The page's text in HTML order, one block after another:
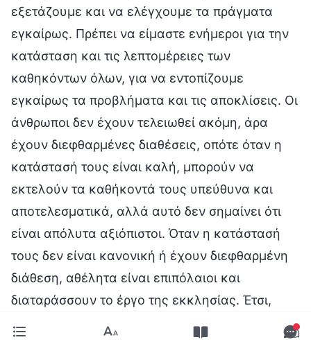
εξετάζουμε και να ελέγχουμε τα πράγματα
εγκαίρως. Πρέπει να είμαστε ενήμεροι για την
κατάσταση και τις λεπτομέρειες των
καθηκόντων όλων, για να εντοπίζουμε
εγκαίρως τα προβλήματα και τις αποκλίσεις. Οι
άνθρωποι δεν έχουν τελειωθεί ακόμη, άρα
έχουν διεφθαρμένες διαθέσεις, οπότε όταν η
κατάστασή τους είναι καλή, μπορούν να
εκτελούν τα καθήκοντά τους υπεύθυνα και
αποτελεσματικά, αλλά αυτό δεν σημαίνει ότι
είναι απόλυτα αξιόπιστοι. Όταν η κατάστασή
τους δεν είναι κανονική ή έχουν διεφθαρμένη
διάθεση, αθέλητα είναι επιπόλαιοι και
διαταράσσουν το έργο της εκκλησίας. Έτσι,